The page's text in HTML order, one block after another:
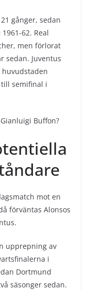
gånger, sedan
62. Real
men förlorat
sedan. Juventus
huvudstaden
semifinal i
Buffon?
mot en
förväntas Alonsos
upprepning av
i
Dortmund
säsonger sedan.